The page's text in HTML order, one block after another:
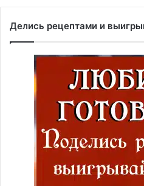
Делись рецептами и